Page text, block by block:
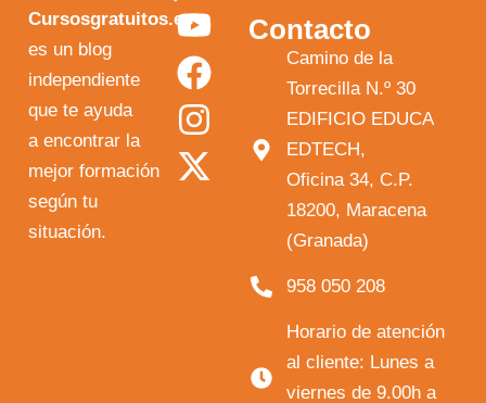
Cursosgratuitos.es
es un blog
independiente
que te ayuda
a encontrar la
mejor formación
según tu
situación.
Y
o
u
t
u
F
a
c
e
b
I
n
s
t
a
X
-
t
w
i
Contacto
Camino de la
Torrecilla N.º 30
EDIFICIO EDUCA
EDTECH,
Oficina 34, C.P.
18200, Maracena
(Granada)
958 050 208
Horario de atención
al cliente: Lunes a
viernes de 9.00h a